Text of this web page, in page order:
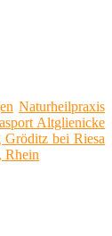
Naturheilpraxis
Altglienicke
bei Riesa
Rhein